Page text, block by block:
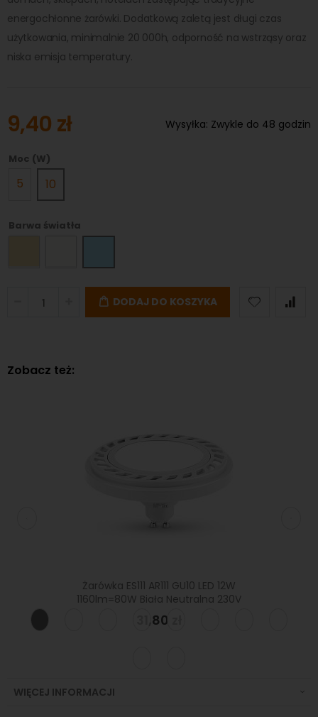
energochłonne żarówki. Dodatkową zaletą jest długi czas
użytkowania, minimalnie 20 000h, odporność na wstrząsy oraz
niska emisja temperatury.
9,40 zł Wysyłka: Zwykle do 48 godzin
Moc (W)
5 10
Barwa światła
DODAJ DO KOSZYKA
Zobacz też:
Żarówka ES111 AR111 GU10 LED 12W
1160lm=80W Biała Neutralna 230V
31,80 zł
WIĘCEJ INFORMACJI